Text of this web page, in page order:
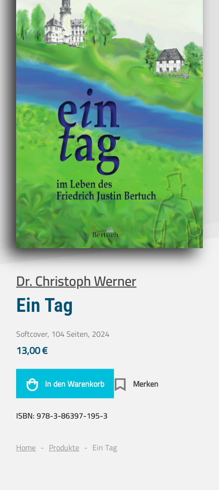
Dr. Christoph Werner
Ein Tag
Softcover, 104 Seiten, 2024
13,00€
In den Warenkorb Merken
ISBN:978-3-86397-195-3
Home Produkte Ein Tag